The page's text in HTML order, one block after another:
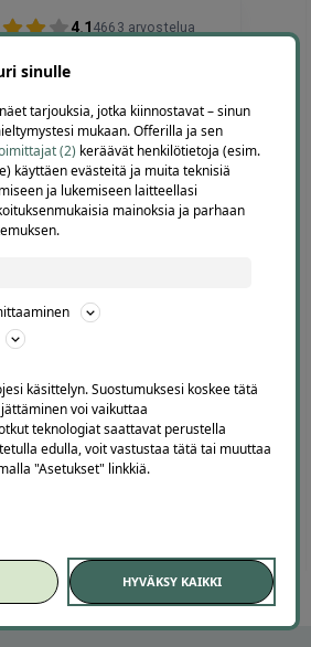
4.1 4663 arvostelua
ago
ja keskeisellä paikalla oleva
sinulle
tarjouksia, jotka kiinnostavat – sinun
mukaan. Offerilla ja sen
(2) keräävät henkilötietoja (esim.
käyttäen evästeitä ja muita teknisiä
ja lukemiseen laitteellasi
mainoksia ja parhaan
käsittelyn. Suostumuksesi koskee tätä
voi vaikuttaa
teknologiat saattavat perustella
edulla, voit vastustaa tätä tai muuttaa
"Asetukset" linkkiä.
HYVÄKSY KAIKKI